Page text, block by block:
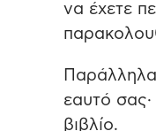
να έχετε
εαυτό σας∙
βιβλίο.